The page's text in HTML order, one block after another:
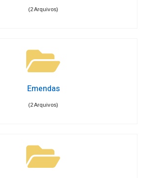
(2 Arquivos)
Emendas
(2 Arquivos)